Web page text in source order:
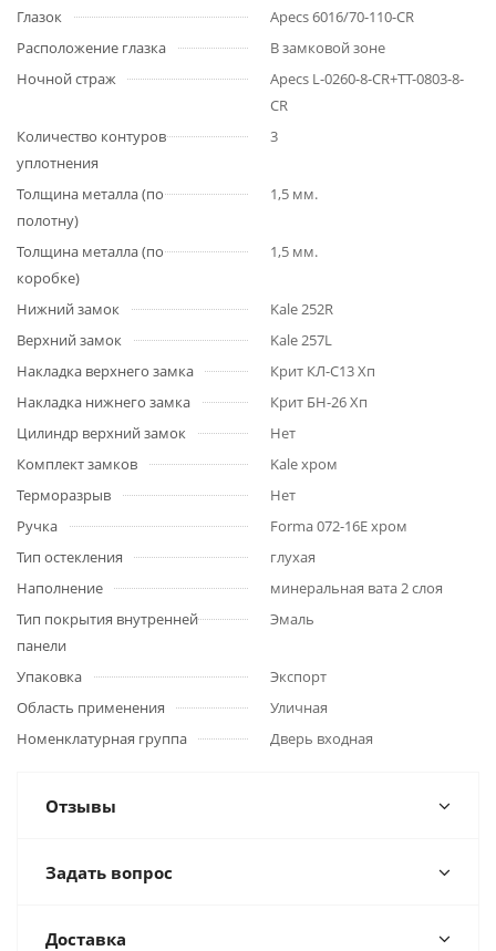
Глазок
Apecs 6016/70-110-CR
Расположение глазка
В замковой зоне
Ночной страж
Apecs L-0260-8-CR+TT-0803-8-
CR
Количество контуров
уплотнения
3
Толщина металла (по
полотну)
1,5 мм.
Толщина металла (по
коробке)
1,5 мм.
Нижний замок
Kale 252R
Верхний замок
Kale 257L
Накладка верхнего замка
Крит КЛ-С13 Хп
Накладка нижнего замка
Крит БН-26 Хп
Цилиндр верхний замок
Нет
Комплект замков
Kale хром
Терморазрыв
Нет
Ручка
Forma 072-16E хром
Тип остекления
глухая
Наполнение
минеральная вата 2 слоя
Тип покрытия внутренней
панели
Эмаль
Упаковка
Экспорт
Область применения
Уличная
Номенклатурная группа
Дверь входная
Отзывы
Задать вопрос
Доставка